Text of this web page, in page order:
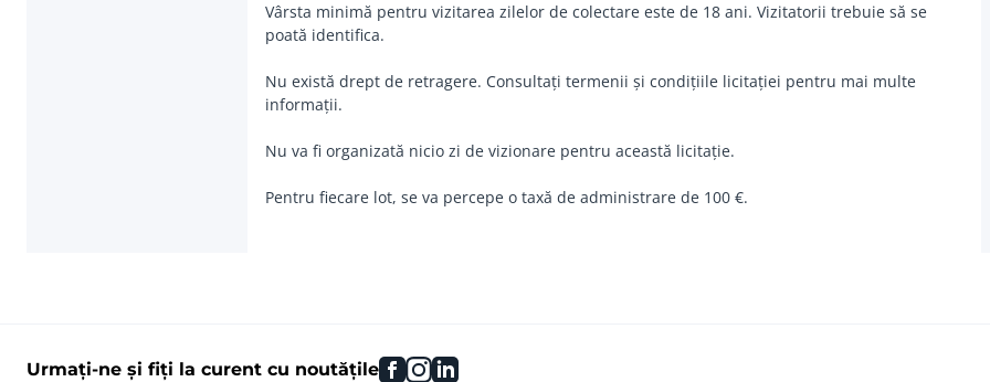
Vârsta minimă pentru vizitarea zilelor de colectare este de 18 ani. Vizitatorii trebuie să se
poată identifica.
Nu există drept de retragere. Consultați termenii și condițiile licitației pentru mai multe
informații.
Nu va fi organizată nicio zi de vizionare pentru această licitație.
Pentru fiecare lot, se va percepe o taxă de administrare de 100 €.
Urmați-ne și fiți la curent cu noutățile facebook
instagram
linkedin